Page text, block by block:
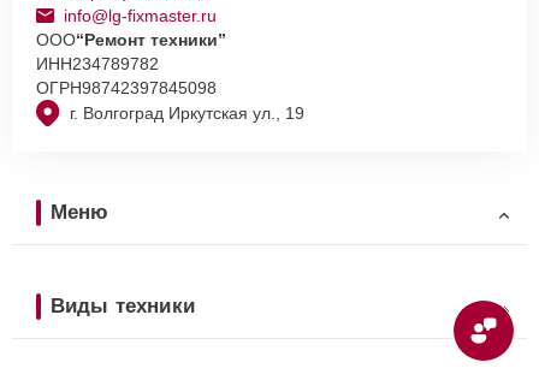
г. Волгоград Иркутская ул., 19
info@lg-fixmaster.ru
ООО“Ремонт техники”
ИНН234789782
ОГРН98742397845098
Меню
Виды техники